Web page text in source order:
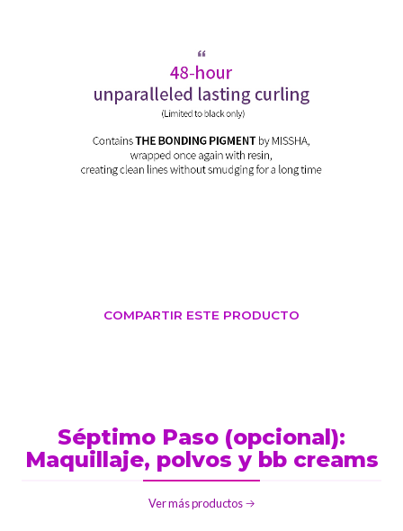
COMPARTIR ESTE PRODUCTO
Séptimo Paso (opcional):
Maquillaje, polvos y bb creams
Ver más productos